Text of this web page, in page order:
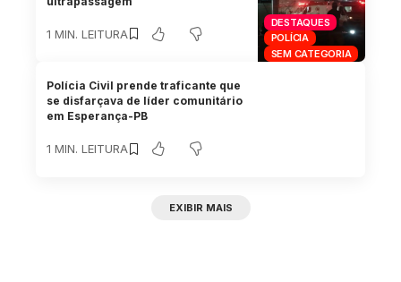
DESTAQUES
POLÍCIA
SEM CATEGORIA
1 MIN. LEITURA
Polícia Civil prende traficante que
se disfarçava de líder comunitário
em Esperança-PB
1 MIN. LEITURA
EXIBIR MAIS